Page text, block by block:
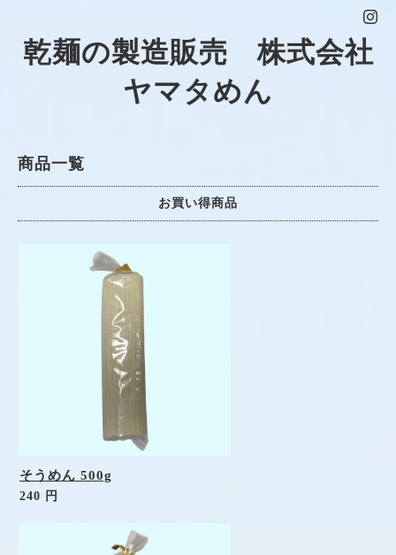
乾麺の製造販売 株式会社
ヤマタめん
商品一覧
お買い得商品
そうめん 500g
240 円